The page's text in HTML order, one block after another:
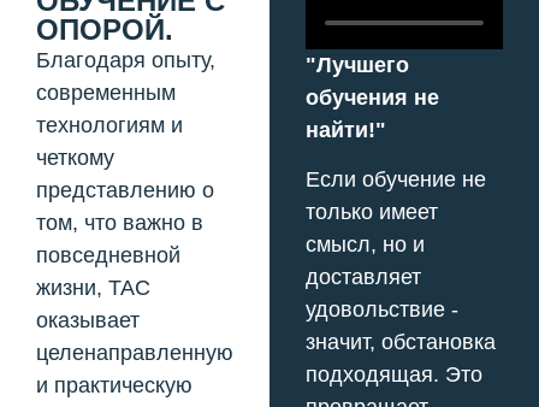
"Лучшего
обучения не
найти!"
Если обучение не
только имеет
смысл, но и
доставляет
удовольствие -
значит, обстановка
подходящая. Это
ОПОРОЙ.
Благодаря опыту,
современным
технологиям и
четкому
представлению о
том, что важно в
повседневной
жизни, TAC
оказывает
целенаправленную
и практическую